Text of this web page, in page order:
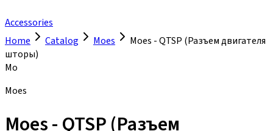
Accessories
Home
Catalog Moes
Moes - QTSP (Разъем двигателя
шторы)
Mo
Moes
Moes - QTSP (Разъем